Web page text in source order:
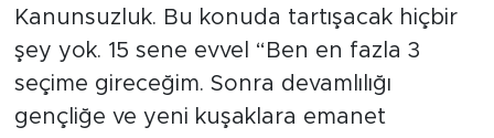
Kanunsuzluk. Bu konuda tartışacak hiçbir
şey yok. 15 sene evvel “Ben en fazla 3
seçime gireceğim. Sonra devamlılığı
gençliğe ve yeni kuşaklara emanet